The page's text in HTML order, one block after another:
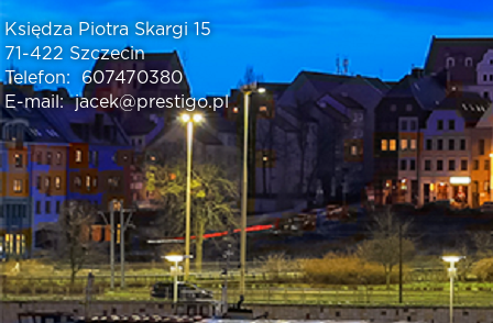
Księdza Piotra Skargi 15
71-422 Szczecin
Telefon:
607470380
E-mail: jacek@prestigo.pl